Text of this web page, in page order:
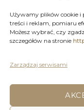
Używamy plików cookie i
treści i reklam, pomiaru
Możesz wybrać, czy
szczegółów na stronie
Zarządzaj serwisami